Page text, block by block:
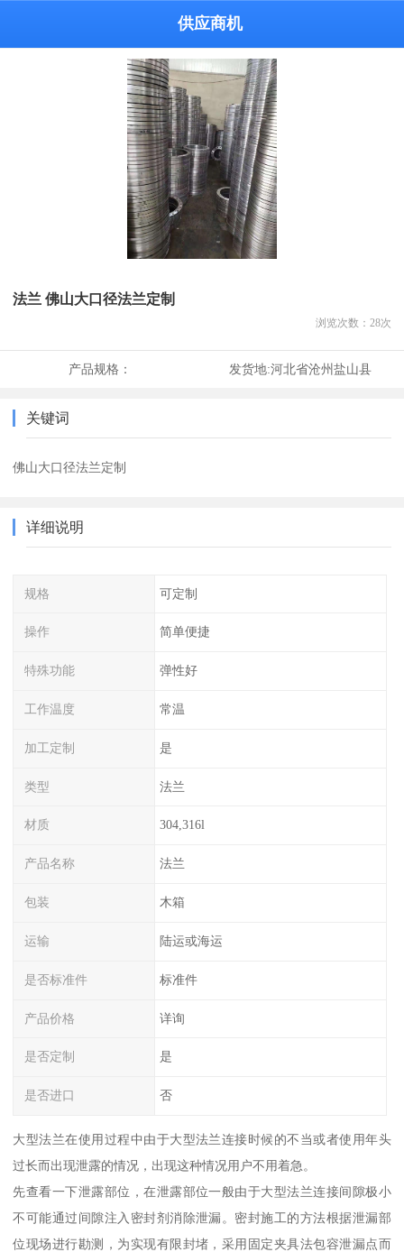
供应商机
法兰 佛山大口径法兰定制
浏览次数： 28次
产品规格： 发货地:河北省沧州盐山县
关键词
佛山大口径法兰定制
详细说明
规格 可定制
操作 简单便捷
特殊功能 弹性好
工作温度 常温
加工定制 是
类型 法兰
材质 304,316l
产品名称 法兰
包装 木箱
运输 陆运或海运
是否标准件 标准件
产品价格 详询
是否定制 是
是否进口 否
大型法兰在使用过程中由于大型法兰连接时候的不当或者使用年头
过长而出现泄露的情况，出现这种情况用户不用着急。
先查看一下泄露部位，在泄露部位一般由于大型法兰连接间隙极小
不可能通过间隙注入密封剂消除泄漏。密封施工的方法根据泄漏部
位现场进行勘测，为实现有限封堵，采用固定夹具法包容泄漏点而